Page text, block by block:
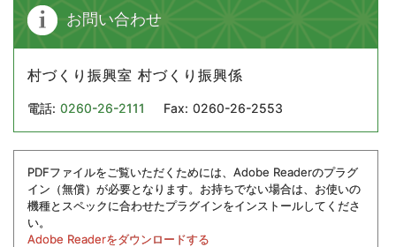
お問い合わせ
村づくり振興室 村づくり振興係
電話: 0260-26-2111 Fax: 0260-26-2553
PDFファイルをご覧いただくためには、Adobe Readerのプラグ
イン（無償）が必要となります。お持ちでない場合は、お使いの
機種とスペックに合わせたプラグインをインストールしてくださ
い。
Adobe Readerをダウンロードする